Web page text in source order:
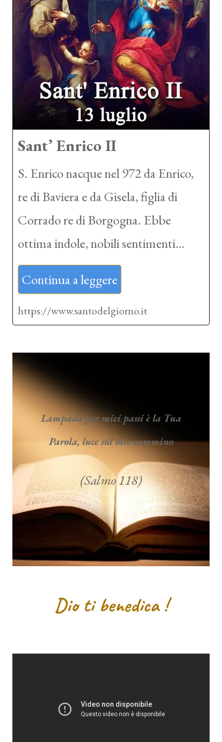
Sant’ Enrico II
S. Enrico nacque nel 972 da Enrico,
re di Baviera e da Gisela, figlia di
Corrado re di Borgogna. Ebbe
ottima indole, nobili sentimenti…
Continua a leggere
https://www.santodelgiorno.it
Lampada per miei passi è la Tua
Parola, luce sul mio cammino
(Salmo 118)
Dio ti benedica !